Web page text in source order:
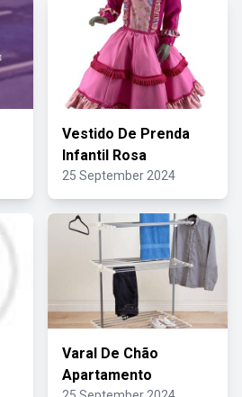
Vestido De Prenda
Infantil Rosa
25 September 2024
Varal De Chão
Apartamento